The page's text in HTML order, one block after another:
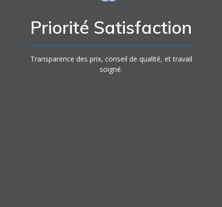
Priorité Satisfaction
Transparence des prix, conseil de qualité, et travail
soigné.